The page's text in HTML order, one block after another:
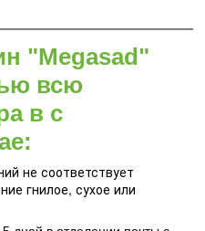
"Megasad"
всю
в с
не соответствует
гнилое, сухое или